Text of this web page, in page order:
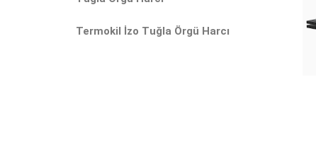
Termokil İzo Tuğla Örgü Harcı